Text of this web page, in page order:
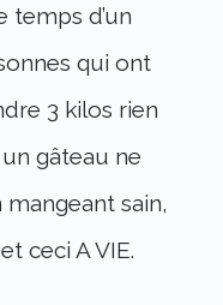
temps d’un
qui ont
3 kilos rien
gâteau ne
mangeant sain,
ceci A VIE.